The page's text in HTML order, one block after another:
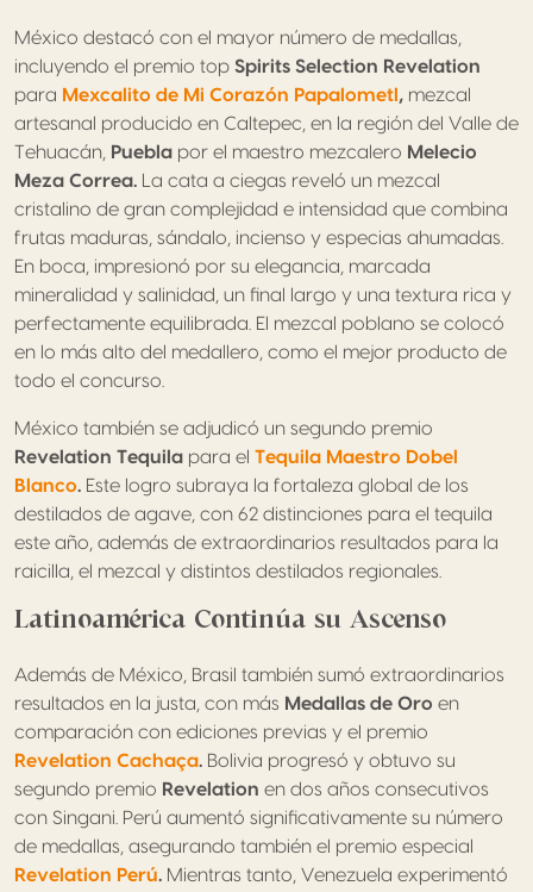
México destacó con el mayor número de medallas,
incluyendo el premio top Spirits Selection Revelation
para Mexcalito de Mi Corazón Papalometl, mezcal
artesanal producido en Caltepec, en la región del Valle de
Tehuacán, Puebla por el maestro mezcalero Melecio
Meza Correa. La cata a ciegas reveló un mezcal
cristalino de gran complejidad e intensidad que combina
frutas maduras, sándalo, incienso y especias ahumadas.
En boca, impresionó por su elegancia, marcada
mineralidad y salinidad, un final largo y una textura rica y
perfectamente equilibrada. El mezcal poblano se colocó
en lo más alto del medallero, como el mejor producto de
todo el concurso.
México también se adjudicó un segundo premio
Revelation Tequila para el Tequila Maestro Dobel
Blanco. Este logro subraya la fortaleza global de los
destilados de agave, con 62 distinciones para el tequila
este año, además de extraordinarios resultados para la
raicilla, el mezcal y distintos destilados regionales.
Latinoamérica Continúa su Ascenso
Además de México, Brasil también sumó extraordinarios
resultados en la justa, con más Medallas de Oro en
comparación con ediciones previas y el premio
Revelation Cachaça. Bolivia progresó y obtuvo su
segundo premio Revelation en dos años consecutivos
con Singani. Perú aumentó significativamente su número
de medallas, asegurando también el premio especial
Revelation Perú. Mientras tanto, Venezuela experimentó